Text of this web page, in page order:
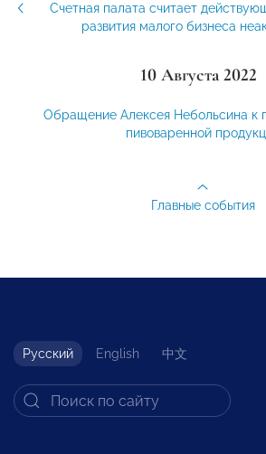
Счетная палата считает
развития малого бизнеса
10 Августа 2022
Обращение Алексея Небольсина к
пивоваренной
Главные события
Русский English 中文